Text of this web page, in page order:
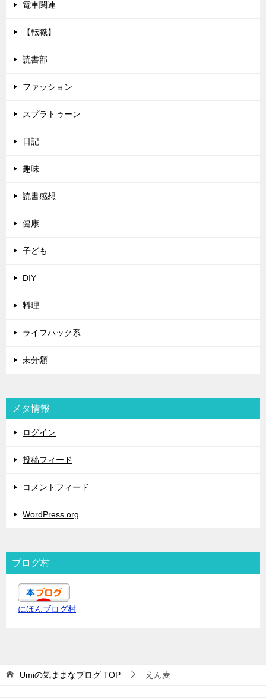
電車関連
【転職】
読書部
ファッション
スプラトゥーン
日記
趣味
読書感想
健康
子ども
DIY
料理
ライフハック系
未分類
メタ情報
ログイン
投稿フィード
コメントフィード
WordPress.org
ブログ村
にほんブログ村
Umiの気ままなブログ TOP えん麦